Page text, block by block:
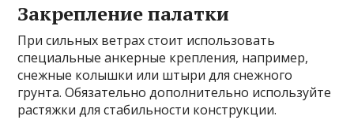
Закрепление палатки
При сильных ветрах стоит использовать
специальные анкерные крепления, например,
снежные колышки или штыри для снежного
грунта. Обязательно дополнительно используйте
растяжки для стабильности конструкции.